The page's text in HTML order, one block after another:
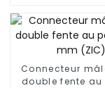
Connecteur
double fente